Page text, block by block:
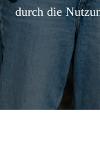
durch die